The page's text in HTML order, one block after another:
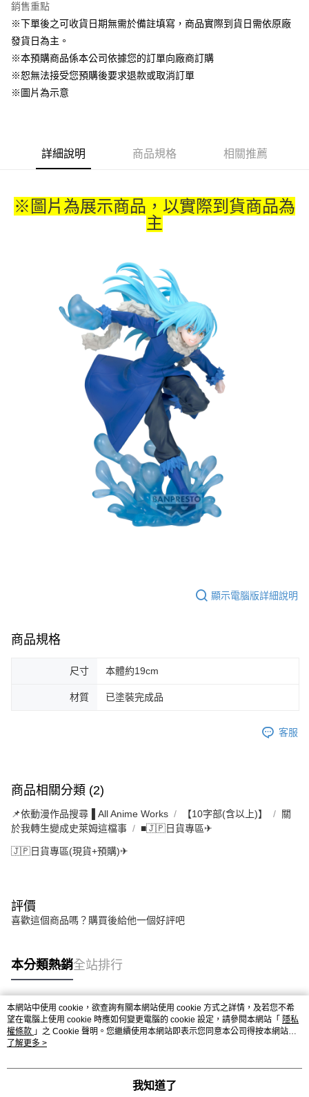
運送方式
全家取貨付款
每筆NT$65，滿NT$1,300(含以上)免運費
付款後全家取貨
每筆NT$65，滿NT$1,300(含以上)免運費
7-11取貨付款
付款後7-11取貨
每筆NT$65，滿NT$1,300(含以上)免運費
每筆NT$100，滿NT$1,300(含以上)免運費
宅配-離島(澎湖/金門/馬祖)-木棉花樂園專用
每筆NT$220
黑貓宅配-貨到付款
銷售重點
※下單後之可收貨日期無需於備註填寫，商品實際到貨日需依原廠
發貨日為主。
※本預購商品係本公司依據您的訂單向廠商訂購
※恕無法接受您預購後要求退款或取消訂單
※圖片為示意
詳細說明 商品規格 相關推薦
※圖片為展示商品，以實際到貨商品為
主
顯示電腦版詳細說明
商品規格
尺寸 本體約19cm
材質 已塗裝完成品
客服
商品相關分類 (2)
📌依動漫作品搜尋▐ All Anime Works 【10字部(含以上)】
關
於我轉生變成史萊姆這檔事
■🇯🇵日貨專區✈
🇯🇵日貨專區(現貨+預購)✈
評價
喜歡這個商品嗎？購買後給他一個好評吧
本分類熱銷全站排行
熱門標籤
本網站中使用 cookie，欲查詢有關本網站使用 cookie 方式之詳情，及若您不希
望在電腦上使用 cookie 時應如何變更電腦的 cookie 設定，請參閱本網站「 隱私
權條款 」之 Cookie 聲明。您繼續使用本網站即表示您同意本公司得按本網站使
用條款之 Cookie 聲明使用 cookie。
了解更多 >
我知道了